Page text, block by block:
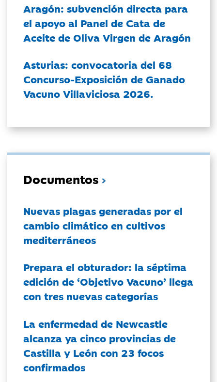
Aragón: subvención directa para
el apoyo al Panel de Cata de
Aceite de Oliva Virgen de Aragón
Asturias: convocatoria del 68
Concurso-Exposición de Ganado
Vacuno Villaviciosa 2026.
Documentos
Nuevas plagas generadas por el
cambio climático en cultivos
mediterráneos
Prepara el obturador: la séptima
edición de ‘Objetivo Vacuno’ llega
con tres nuevas categorías
La enfermedad de Newcastle
alcanza ya cinco provincias de
Castilla y León con 23 focos
confirmados